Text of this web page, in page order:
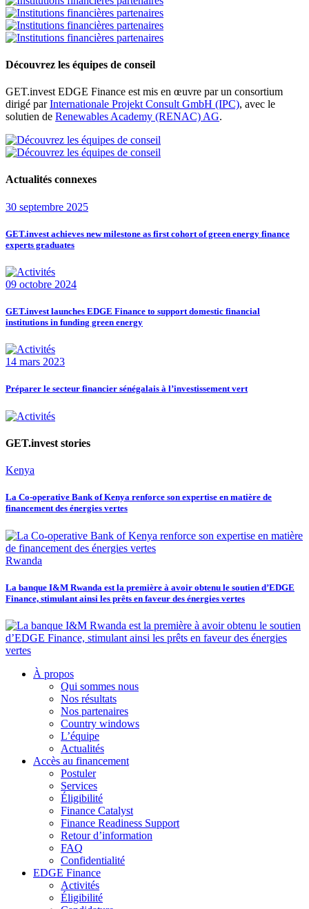
Découvrez les équipes de conseil
GET.invest EDGE Finance est mis en œuvre par un consortium
dirigé parInternationale Projekt Consult GmbH (IPC), avec le
solutien de Renewables Academy (RENAC) AG.
Actualités connexes
30 septembre 2025
GET.invest achieves new milestone as first cohort of green energy finance
experts graduates
09 octobre 2024
GET.invest launches EDGE Finance to support domestic financial
institutions in funding green energy
14 mars 2023
Préparer le secteur financier sénégalais à l’investissement vert
GET.invest stories
Kenya
La Co-operative Bank of Kenya renforce son expertise en matière de
financement des énergies vertes
Rwanda
La banque I&M Rwanda est la première à avoir obtenu le soutien d’EDGE
Finance, stimulant ainsi les prêts en faveur des énergies vertes
À propos
Qui sommes nous
Nos résultats
Nos partenaires
Country windows
L’équipe
Actualités
Accès au financement
Postuler
Services
Éligibilité
Finance Catalyst
Finance Readiness Support
Retour d’information
FAQ
Confidentialité
EDGE Finance
Activités
Éligibilité